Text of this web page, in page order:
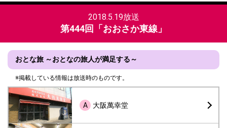
2018.5.19放送
第444回「おおさか東線」
おとな旅 ～おとなの旅人が満足する～
※掲載している情報は放送時のものです。
A 大阪萬幸堂